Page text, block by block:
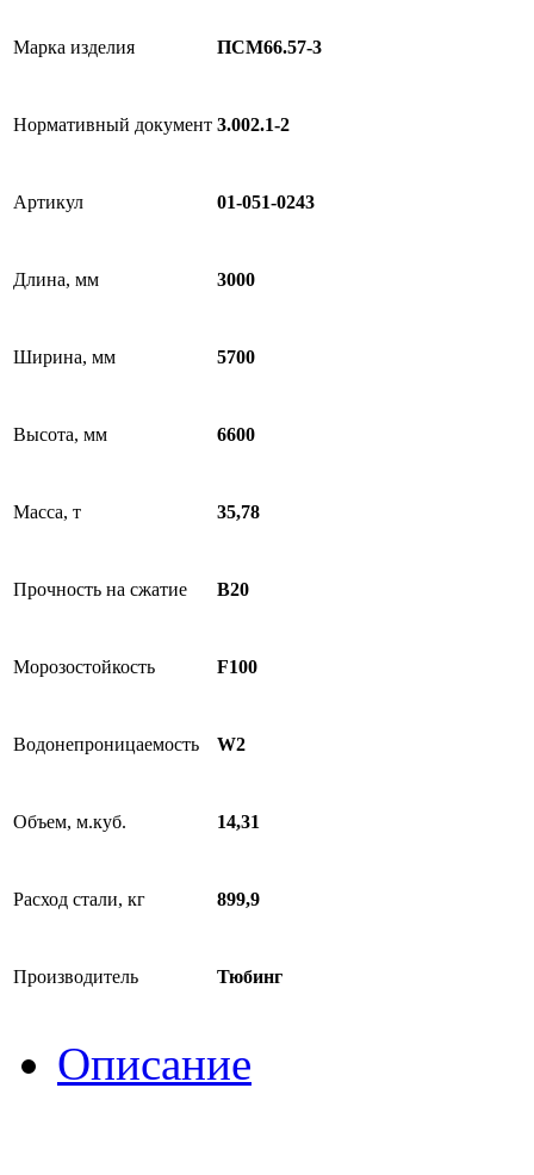
Марка изделия ПСМ66.57-3
Нормативный документ 3.002.1-2
Артикул 01-051-0243
Длина, мм 3000
Ширина, мм 5700
Высота, мм 6600
Масса, т 35,78
Прочность на сжатие B20
Морозостойкость F100
Водонепроницаемость W2
Объем, м.куб. 14,31
Расход стали, кг 899,9
Производитель Тюбинг
Описание